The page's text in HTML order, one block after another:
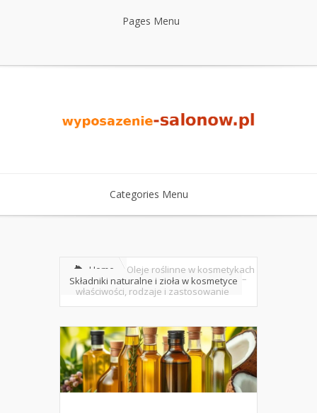
Pages Menu
Categories Menu
Home
Składniki naturalne i zioła w kosmetyce
Oleje roślinne w kosmetykach
–
właściwości, rodzaje i zastosowanie